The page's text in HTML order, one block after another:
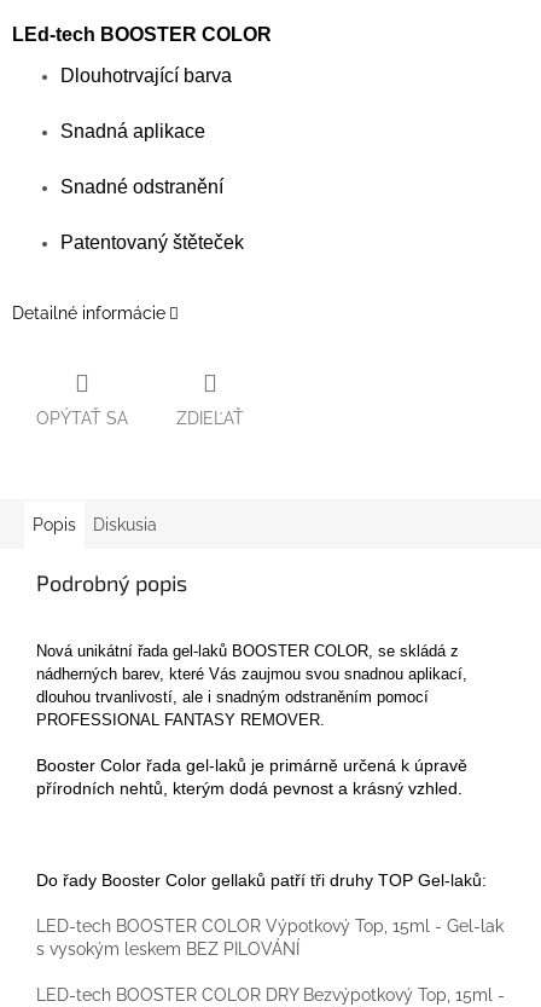
LEd-tech BOOSTER COLOR
Dlouhotrvající barva
Snadná aplikace
Snadné odstranění
Patentovaný štěteček
Detailné informácie
OPÝTAŤ SA ZDIEĽAŤ
Popis Diskusia
Podrobný popis
Nová unikátní řada gel-laků BOOSTER COLOR, se skládá z
nádherných barev, které Vás zaujmou svou snadnou aplikací,
dlouhou trvanlivostí, ale i snadným odstraněním pomocí
PROFESSIONAL FANTASY REMOVER.
Booster Color řada gel-laků je primárně určená k úpravě
přírodních nehtů, kterým dodá pevnost a krásný vzhled.
Do řady Booster Color gellaků patří tři druhy TOP Gel-laků:
LED-tech BOOSTER COLOR Výpotkový Top, 15ml - Gel-lak
s vysokým leskem BEZ PILOVÁNÍ
LED-tech BOOSTER COLOR DRY Bezvýpotkový Top, 15ml -